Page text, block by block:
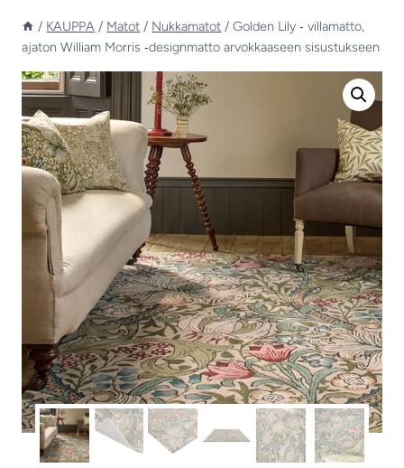
/ KAUPPA / Matot / Nukkamatot / Golden Lily ‑ villamatto,
ajaton William Morris ‑designmatto arvokkaaseen sisustukseen